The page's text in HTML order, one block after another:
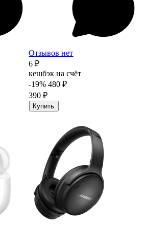
Отзывов нет
6 ₽
кешбэк на счёт
-19% 480 ₽
390 ₽
Купить